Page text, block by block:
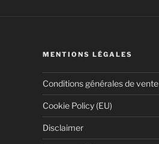
MENTIONS LÉGALES
Conditions générales de vente
Cookie Policy (EU)
Disclaimer